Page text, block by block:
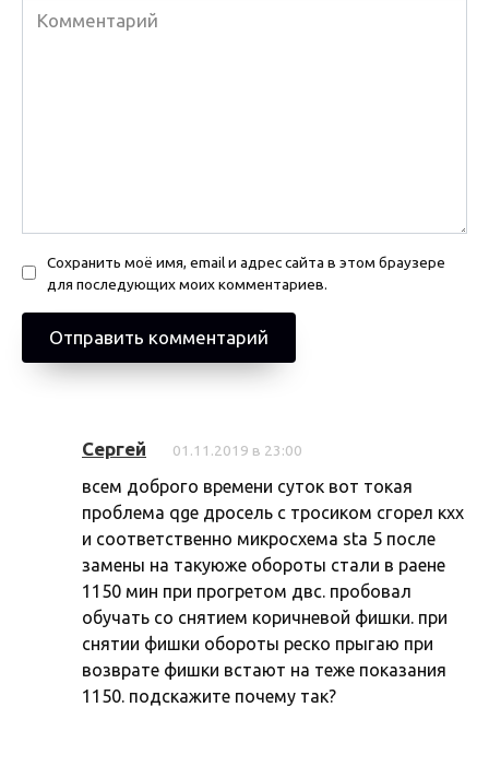
Комментарий
Сохранить моё имя, email и адрес сайта в этом браузере
для последующих моих комментариев.
Сергей 01.11.2019 в 23:00
всем доброго времени суток вот токая
проблема qge дросель с тросиком сгорел кхх
и соответственно микросхема sta 5 после
замены на такуюже обороты стали в раене
1150 мин при прогретом двс. пробовал
обучать со снятием коричневой фишки. при
снятии фишки обороты реско прыгаю при
возврате фишки встают на теже показания
1150. подскажите почему так?